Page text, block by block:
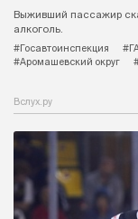
Выживший пассажир
алкоголь.
#Госавтоинспекция
#Аромашевский округ
Вслух.ру